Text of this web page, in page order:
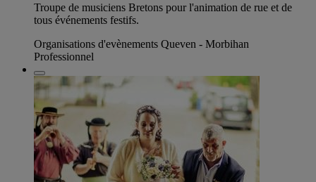
Troupe de musiciens Bretons pour l'animation de rue et de
tous événements festifs.
Organisations d'evènements Queven - Morbihan
Professionnel